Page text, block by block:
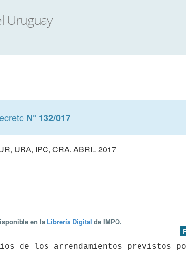
N° 132/017
URA, IPC, CRA. ABRIL 2017
en la Librería Digital de IMPO.